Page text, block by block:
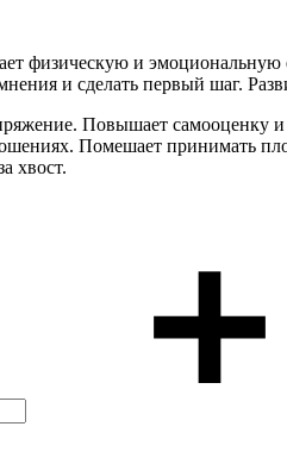
физическую и эмоциональную
и сделать первый шаг.
Повышает самооценку
Помешает принимать
хвост.